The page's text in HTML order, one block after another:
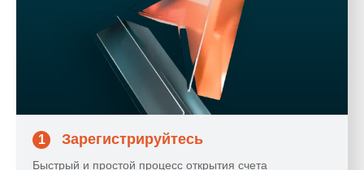
1 Зарегистрируйтесь
Быстрый и простой процесс открытия счета